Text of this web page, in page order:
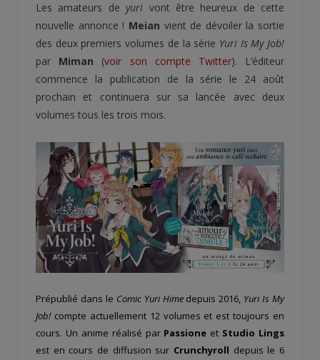
Les amateurs deyuri vont être heureux de cette
nouvelle annonce ! Meian vient de dévoiler la sortie
des deux premiers volumes de la série Yuri Is My Job!
par Miman (voir son compte Twitter). L’éditeur
commence la publication de la série le 24 août
prochain et continuera sur sa lancée avec deux
volumes tous les trois mois.
Prépublié dans le Comic Yuri Himedepuis 2016, Yuri Is My
Job!compte actuellement 12 volumes et est toujours en
cours. Un anime réalisé par Passione et Studio Lings
est en cours de diffusion sur Crunchyroll depuis le 6